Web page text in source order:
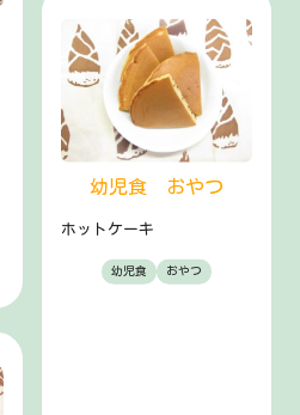
幼児食 おやつ
ホットケーキ
幼児食 おやつ